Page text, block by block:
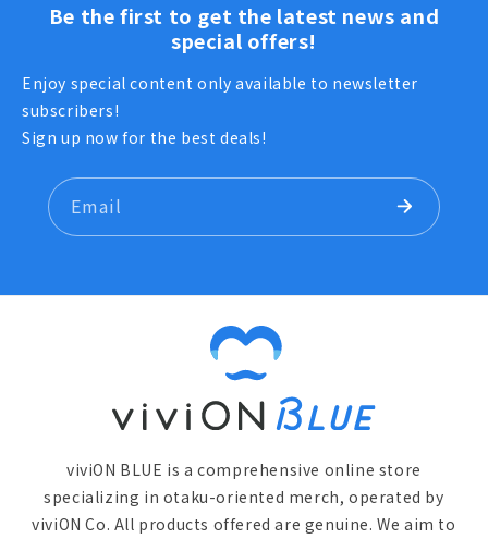
専用台座
© 金城宗幸・ノ村優介・講談社/「ブルーロック」製作
委員会
G.E.M. てのひらシリーズ
お気に入りのキャラクターをてのひらに乗せて楽しむことが
さげやつま先などの細部までこだわり、キャラクターの個性
キャラクターによっては、様々な表情を楽しめるように表情
替えパーツが付属する商品もあります。
小さいながらも、ハイクオリティなフィギュアをお楽しみく
Be the first to get the latest news and
special offers!
Enjoy special content only available to newsletter
subscribers!
Sign up now for the best deals!
Email
viviON BLUE is a comprehensive online store
specializing in otaku-oriented merch, operated by
viviON Co. All products offered are genuine. We aim to